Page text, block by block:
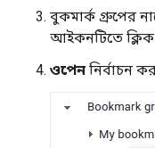
বুকমার্ক গ্রুপের
আইকনটিতে
ওপেন নির্বাচন